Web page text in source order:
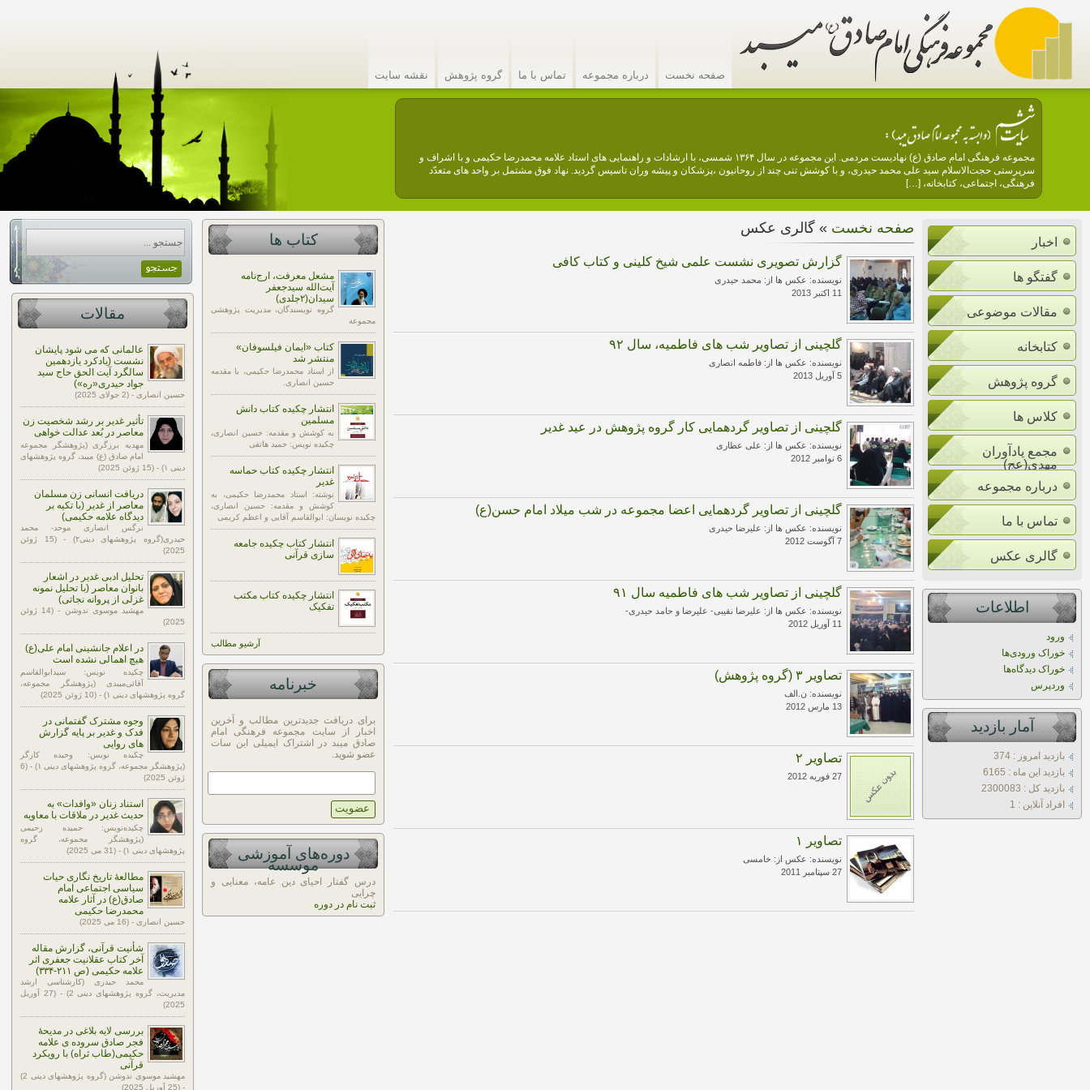
صفحه نخست درباره مجموعه تماس با ما گروه پژوهش نقشه سایت
مجموعه فرهنگی امام صادق (ع) نهادیست مردمی. این مجموعه در سال ۱۳۶۴ شمسی، با ارشادات و راهنمایی های استاد علامه محمدرضا حکیمی و با اشراف و
سرپرستی حجت‌الاسلام سید علی محمد حیدری، و با کوشش تنی چند از روحانیون ،پزشکان و پیشه وران تاسیس گردید. نهاد فوق مشتمل بر واحد های متعدّد
فرهنگی، اجتماعی، کتابخانه، […]
اخبار
گفتگو ها
مقالات موضوعی
کتابخانه
گروه پژوهش
کلاس ها
مجمع یادآوران
مهدی(عج)
درباره مجموعه
تماس با ما
گالری عکس
اطلاعات
ورود
خوراک ورودی‌ها
خوراک دیدگاه‌ها
وردپرس
آمار بازديد
بازديد امروز : 374
بازديد اين ماه : 6165
بازديد کل : 2300083
افراد آنلاين : 1
صفحه نخست » گالری عکس
گزارش تصویری نشست علمی شیخ کلینی و کتاب کافی
نویسنده: عکس ها از: محمد حیدری
11 اکتبر 2013
گلچینی از تصاویر شب های فاطمیه، سال ۹۲
نویسنده: عکس ها از: فاطمه انصاری
5 آوریل 2013
گلچینی از تصاویر گردهمایی کار گروه پژوهش در عید غدیر
نویسنده: عکس ها از: علی عطاری
6 نوامبر 2012
گلچینی از تصاویر گردهمایی اعضا مجموعه در شب میلاد امام حسن(ع)
نویسنده: عکس ها از: علیرضا حیدری
7 آگوست 2012
گلچینی از تصاویر شب های فاطمیه سال ۹۱
نویسنده: عکس ها از: علیرضا نقیبی- علیرضا و حامد حیدری-
11 آوریل 2012
تصاویر ۳ (گروه پژوهش)
نویسنده: ن.الف
13 مارس 2012
تصاویر ۲
27 فوریه 2012
تصاویر ۱
نویسنده: عکس از: خامسی
27 سپتامبر 2011
مقالات
عالمانی که می شود پایشان
نشست (یادکرد یازدهمین
سالگرد آیت الحق حاج سید
جواد حیدری«ره»)
حسین انصاری - (2 جولای 2025)
تأثیر غدیر بر رشد شخصیت زن
معاصر در بُعد عدالت خواهی
مهدیه برزگری (پژوهشگر مجموعه
امام صادق (ع) میبد، گروه پژوهشهای
دینی ۱) - (15 ژوئن 2025)
دریافت انسانی زن مسلمان
معاصر از غدیر (با تکیه بر
دیدگاه علامه حکیمی)
نرگس انصاری موحد- محمد
حیدری(گروه پژوهشهای دینی۲) - (15 ژوئن
2025)
تحلیل ادبی غدیر در اشعار
بانوان معاصر (با تحلیل نمونه
غزلی از پروانه نجاتی)
مهشید موسوی ندوشن - (14 ژوئن
2025)
در اعلام جانشینی امام علی(ع)
هیچ اهمالی نشده است
چکیده نویس: سیدابوالقاسم
آقائی‌میبدی (پژوهشگر مجموعه،
گروه پژوهشهای دینی ۱) - (10 ژوئن 2025)
وجوه مشترک گفتمانی در
فدک و غدیر بر پایه گزارش
های روایی
چکیده نویس: وحیده کارگر
(پژوهشگر مجموعه، گروه پژوهشهای دینی ۱) - (6
ژوئن 2025)
استناد زنان «وافدات» به
حدیث غدیر در ملاقات با معاویه
چکیده‌نویس: حمیده رحیمی
(پژوهشگر مجموعه، گروه
پژوهشهای دینی ۱) - (31 می 2025)
مطالعۀ تاریخ نگاری حیات
سیاسی اجتماعی امام
صادق(ع) در آثار علامه
محمدرضا حکیمی
حسین انصاری - (16 می 2025)
شأنیت قرآنی، گزارش مقاله
آخر کتاب عقلانیت جعفری اثر
علامه حکیمی (ص ۲۱۱-۳۳۴)
محمد حیدری (کارشناسی ارشد
مدیریت، گروه پژوهشهای دینی 2) - (27 آوریل
2025)
بررسی لایه بلاغی در مدیحۀ
فجر صادق سروده ی علامه
حکیمی(طاب ثراه) با رویکرد
قرآنی
مهشید موسوی ندوشن (گروه پژوهشهای دینی 2)
- (25 آوریل 2025)
کتاب ها
مشعل معرفت، ارج‌نامه
آیت‌الله سیدجعفر
سیدان(۲جلدی)
گروه نویسندگان، مدیریت پژوهشی
مجموعه
کتاب «ایمان فیلسوفان»
منتشر شد
از استاد محمدرضا حکیمی، با مقدمه
حسین انصاری.
انتشار چکیده کتاب دانش
مسلمین
به کوشش و مقدمه: حسین انصاری،
چکیده نویس: حمید هاتفی
انتشار چکیده کتاب حماسه
غدیر
نوشته: استاد محمدرضا حکیمی، به
کوشش و مقدمه: حسین انصاری،
چکیده نویسان: ابوالقاسم آقایی و اعظم کریمی
انتشار کتاب چکیده جامعه
سازی قرآنی
انتشار چکیده کتاب مکتب
تفکیک
آرشيو مطالب
خبرنامه
برای دریافت جدیدترین مطالب و آخرین
اخبار از سایت مجموعه فرهنگی امام
صادق میبد در اشتراک ایمیلی این سات
عضو شوید.
دوره‌های آموزشی
موسسه
درس گفتار احیای دین عامه، معنایی و
چرایی
ثبت نام در دوره